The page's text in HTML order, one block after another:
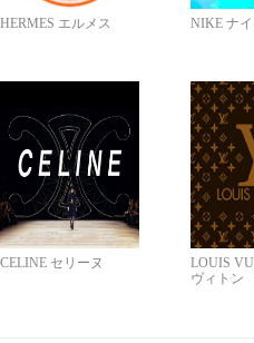
HERMES エルメス NIKE ナ
CELINE セリーヌ
LOUIS
ヴィトン